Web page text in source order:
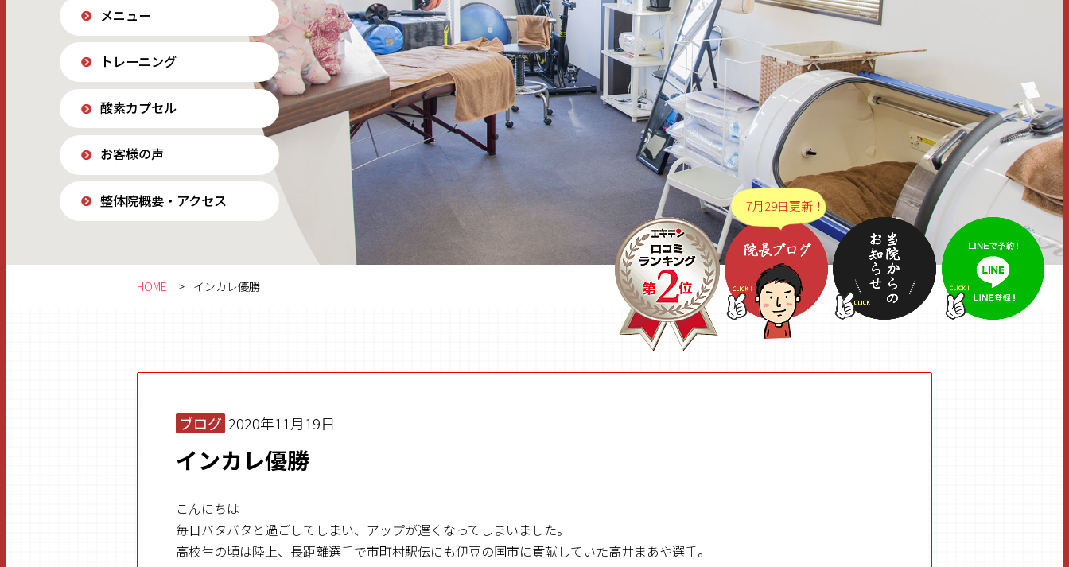
メニュー
トレーニング
酸素カプセル
お客様の声
整体院概要・アクセス 7月29日更新！
HOME インカレ優勝
ブログ 2020年11月19日
インカレ優勝
こんにちは
毎日バタバタと過ごしてしまい、アップが遅くなってしまいました。
高校生の頃は陸上、長距離選手で市町村駅伝にも伊豆の国市に貢献していた高井まあや選手。